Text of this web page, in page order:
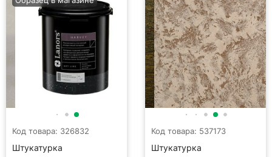
Код товара: 326832
Штукатурка
Код товара: 537173
Штукатурка